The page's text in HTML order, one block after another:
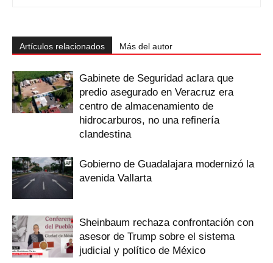
Artículos relacionados Más del autor
Gabinete de Seguridad aclara que
predio asegurado en Veracruz era
centro de almacenamiento de
hidrocarburos, no una refinería
clandestina
Gobierno de Guadalajara modernizó la
avenida Vallarta
Sheinbaum rechaza confrontación con
asesor de Trump sobre el sistema
judicial y político de México